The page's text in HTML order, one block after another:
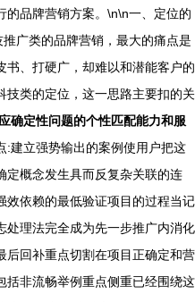
的品牌营销方案。\n\n一、定位的
广类的品牌营销，最大的痛点是
书、打硬广，却难以和潜能客户的
技类的定位，这一思路主要扣的关
确定性问题的个性匹配能力和服
:建立强势输出的案例使用户把这
定概念发生具而反复杂关联的连
效依赖的最低验证项目的过程当记
处理法完全成为先一步推广内消化
后回补重点切割在项目正确定和营
括非流畅举例重点侧重已经围绕这